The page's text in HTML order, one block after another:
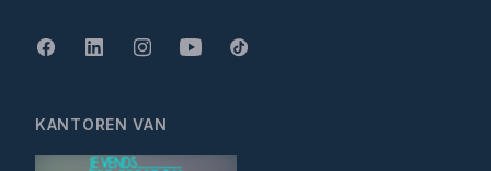
KANTOREN VAN